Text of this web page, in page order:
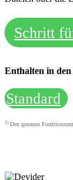
Schritt
Enthalten in
Standard
1) Den genauen